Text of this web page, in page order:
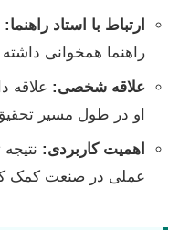
ارتباط با استاد راهنما:
راهنما همخوانی
علاقه شخصی: علاقه
او در طول مسیر
اهمیت کاربردی:
عملی در صنعت کمک